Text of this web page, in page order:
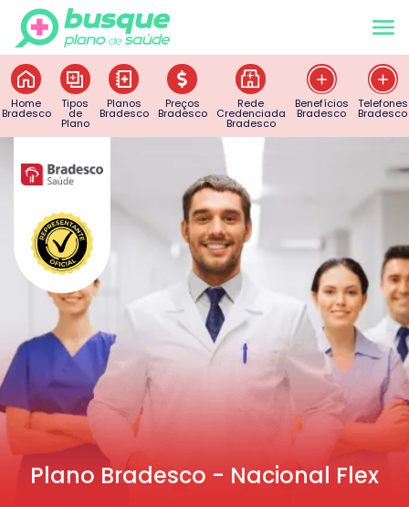
Home
Bradesco
Tipos
de
Plano
Planos
Bradesco
Preços
Bradesco
Rede
Credenciada
Bradesco
Benefícios
Bradesco
Telefones
Bradesco
Plano Bradesco - Nacional Flex